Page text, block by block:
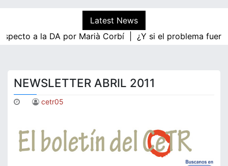
Latest News
a la DA por Marià Corbí |
¿Y si el problema fuera
NEWSLETTER ABRIL 2011
cetr05